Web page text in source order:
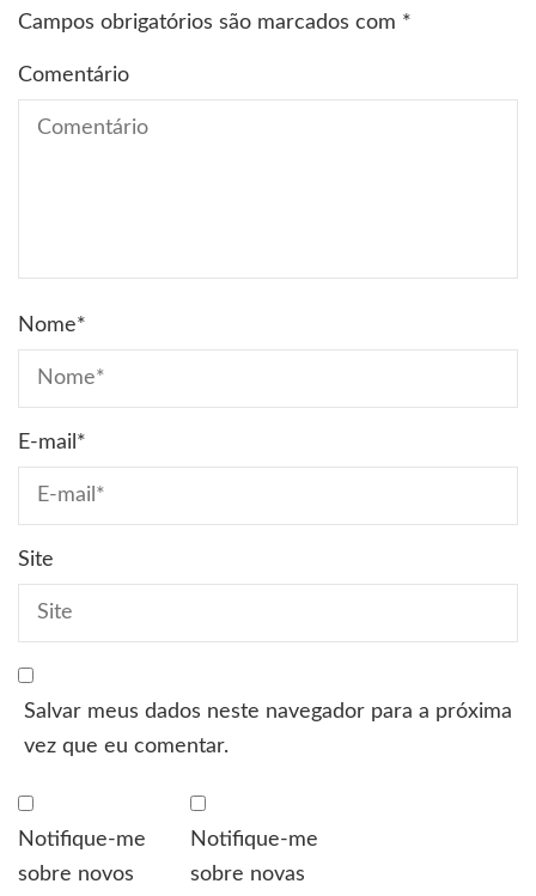
Campos obrigatórios são marcados com *
Comentário
Nome*
E-mail *
Site
Salvar meus dados neste navegador para a próxima
vez que eu comentar.
Notifique-me
sobre novos
Notifique-me
sobre novas